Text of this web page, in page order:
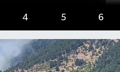
4 5 6